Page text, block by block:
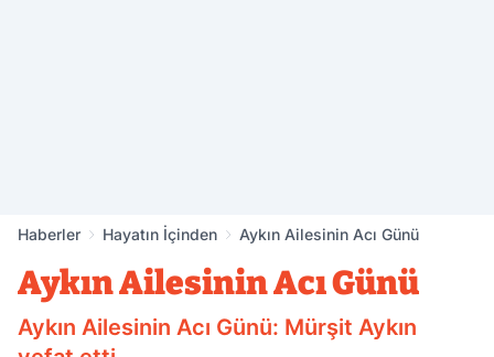
Haberler Hayatın İçinden Aykın Ailesinin Acı Günü
Aykın Ailesinin Acı Günü
Aykın Ailesinin Acı Günü: Mürşit Aykın